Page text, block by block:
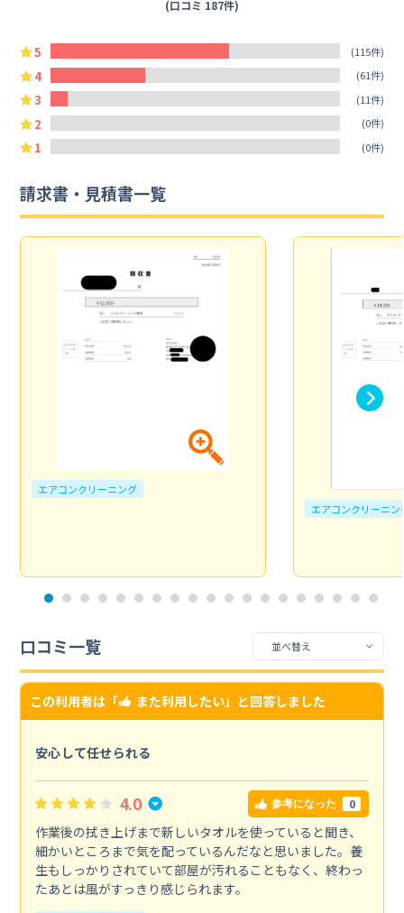
(口コミ 187件)
5 (115件)
4 (61件)
3 (11件)
2 (0件)
1 (0件)
請求書・見積書一覧
エアコンクリーニング
エアコンクリーニン
口コミ一覧
この利用者は「 また利用したい」と回答しました
安心して任せられる
4.0 参考になった 0
作業後の拭き上げまで新しいタオルを使っていると聞き、
細かいところまで気を配っているんだなと思いました。養
生もしっかりされていて部屋が汚れることもなく、終わっ
たあとは風がすっきり感じられます。